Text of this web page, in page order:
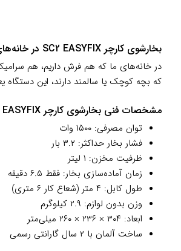
بخارشوی کارچر SC2 EASYFIX در خانه‌های ایرانی
که بچه کوچک یا سالمند دارند، این
مشخصات فنی بخارشوی کارچر SC2 EASYFIX
توان مصرفی: ۱۵۰۰ وات
فشار بخار حداکثر: ۳.۲ بار
ظرفیت مخزن: ۱ لیتر
زمان آماده‌سازی بخار: فقط ۶.۵ دقیقه
طول کابل: ۴ متر (شعاع کار ۶ متری)
وزن بدون لوازم: ۲.۹ کیلوگرم
ابعاد: ۳۰۴ × ۲۳۶ × ۲۶۰ میلی‌متر
ساخت آلمان با ۲ سال گارانتی رسمی